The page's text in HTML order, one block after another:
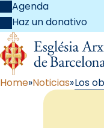
Agenda
Haz un donativo
Home Noticias Los